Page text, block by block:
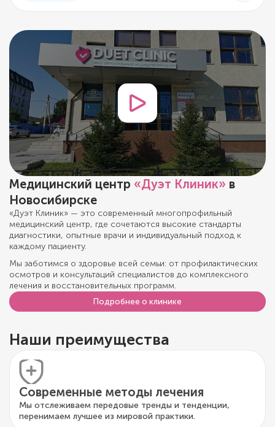
Медицинский центр «Дуэт Клиник» в
Новосибирске
«Дуэт Клиник» — это современный многопрофильный
медицинский центр, где сочетаются высокие стандарты
диагностики, опытные врачи и индивидуальный подход к
каждому пациенту.
Мы заботимся о здоровье всей семьи: от профилактических
осмотров и консультаций специалистов до комплексного
лечения и восстановительных программ.
Подробнее о клинике
Наши преимущества
Современные методы лечения
Мы отслеживаем передовые тренды и тенденции,
перенимаем лучшее из мировой практики.